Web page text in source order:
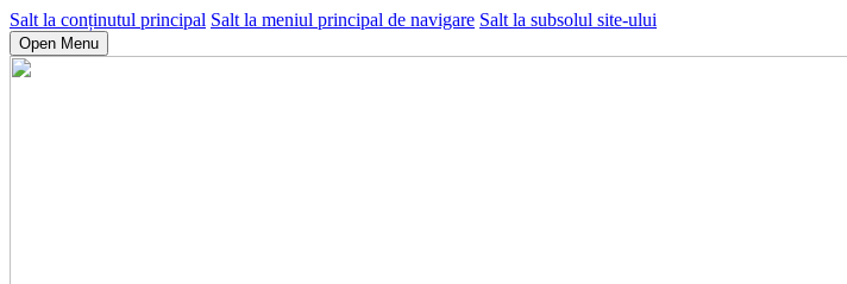
Salt la conținutul principal Salt la meniul principal de navigare Salt la subsolul site-ului
Open Menu